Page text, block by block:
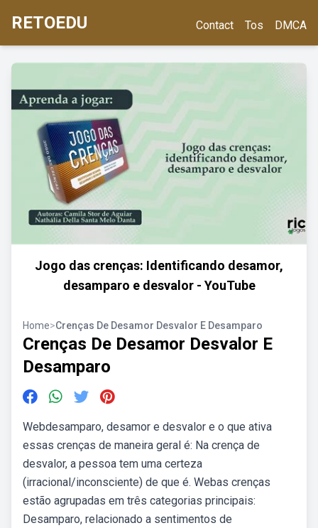
RETOEDU Contact Tos DMCA
Jogo das crenças: Identificando desamor,
desamparo e desvalor - YouTube
Home>Crenças De Desamor Desvalor E Desamparo
Crenças De Desamor Desvalor E
Desamparo
Webdesamparo, desamor e desvalor e o que ativa
essas crenças de maneira geral é: Na crença de
desvalor, a pessoa tem uma certeza
(irracional/inconsciente) de que é. Webas crenças
estão agrupadas em três categorias principais:
Desamparo, relacionado a sentimentos de